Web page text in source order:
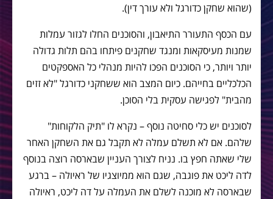
(שהוא שחקן כדורגל ולא עורך דין).
עם הכסף התעורר התיאבון, והסוכנים החלו לגזור עמלות
שמנות מעיסקאות ומנגד שחקנים פיתחו בהם תלות גדולה
יותר ויותר, כי הסוכנים הפכו להיות מנהלי כל האספקטים
הכלכליים בחייהם. כיום המצב הוא ששחקני כדורגל "לא זזים
מהבית" לפגישה עסקית בלי הסוכן.
לסוכנים יש כלי סחיטה נוסף – נקרא לו "תיק הלקוחות"
שלהם. אם לא תשלם עמלה לא תקבל גם את השחקן האחר
שלי שאתה חפץ בו. נניח לצורך העניין שבארסה רוצה בנוסף
לדה ליכט את פוגבה, שגם הוא ממיוצגיו של ראיולה – ברגע
שבארסה לא מוכנה לשלם את העמלה על דה ליכט, ראיולה